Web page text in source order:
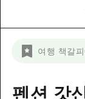
뉴스
여행 책갈
펜션 갓